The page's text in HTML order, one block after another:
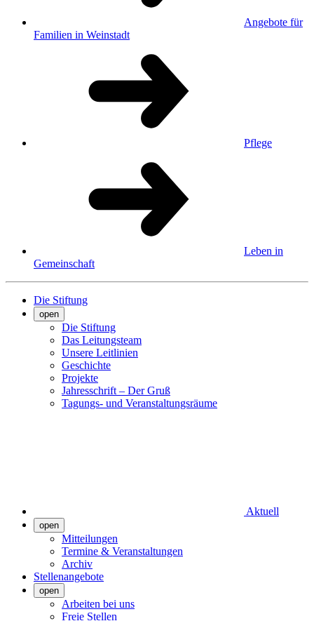
Angebote für
Familien in Weinstadt
Pflege
Leben in
Gemeinschaft
Die Stiftung
open
Die Stiftung
Das Leitungsteam
Unsere Leitlinien
Geschichte
Projekte
Jahresschrift – Der Gruß
Tagungs- und Veranstaltungsräume
Aktuell
open
Mitteilungen
Termine & Veranstaltungen
Archiv
Stellenangebote
open
Arbeiten bei uns
Freie Stellen